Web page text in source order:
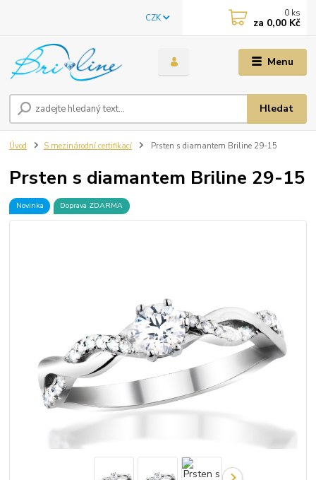
Menu
CZK
Hledat
0 ks
za 0,00 Kč
Úvod S mezinárodní certifikací Prsten s diamantem Briline 29-15
Prsten s diamantem Briline 29-15
Novinka Doprava ZDARMA